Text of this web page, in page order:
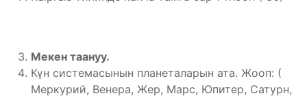
Мекен таануу.
Күн системасынын планеталарын ата. Жооп: (
Меркурий, Венера, Жер, Марс, Юпитер, Сатурн,